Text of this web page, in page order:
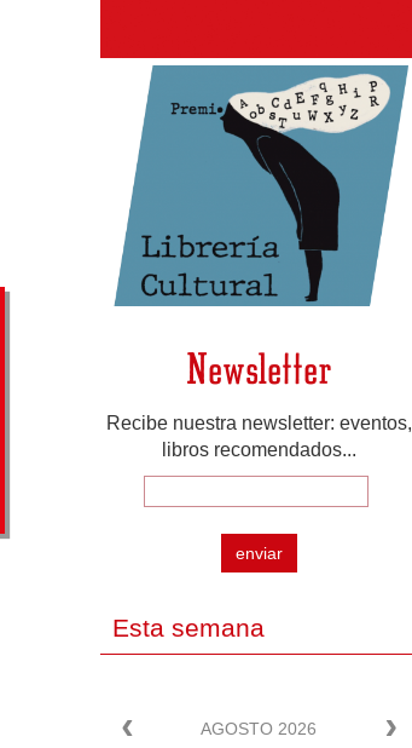
Newsletter
Recibe nuestra newsletter: eventos,
libros recomendados...
enviar
Esta semana
AGOSTO 2026